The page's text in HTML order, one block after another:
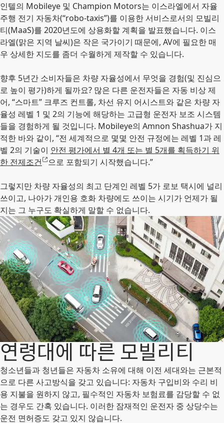
인텔의 Mobileye 및 Champion Motors는 이스라엘에서 자율
주행 전기 자동차(“robo-taxis”)를 이용한 서비스로서의 모빌리
티(MaaS)를 2020년도에 상용화할 계획을 발표했습니다. 이스
라엘(맑은 지역 날씨)은 작은 국가이기 때문에, AV에 필요한 매
우 상세한 지도를 좀더 수월하게 제작할 수 있습니다.
향후 5년간 소비자들은 차량 자율성에서 무엇을 경험(및 진심으
로 높이 평가)하게 될까요? 많은 다른 운전자들은 자동 비상 제
어, “스마트” 크루즈 컨트롤, 차선 유지 어시스트와 같은 차량 자
율성 레벨 1 및 2의 기능에 해당하는 고급형 운전자 보조 시스템
들을 경험하게 될 것입니다. Mobileye의 Amnon Shashua가 지
적한 바와 같이, “전 세계적으로 몇몇 안전 규정에는 레벨 1과 레
벨 2의 기술이 안전 평가에서 별 4개 또는 별 5개를 획득하기 위
한 전제조건
으로 포함되기 시작했습니다.”
그렇지만 차량 자율성의 최고 단계인 레벨 5가 로보 택시에 널리
쓰이고, 나아가 개인용 호화 차량에도 쓰이는 시기가 언제가 될
지는 그 누구도 확실하게 말할 수 없습니다.
연령대에 따른 모빌리티
청소년들과 청년들은 자동차 소유에 대해 이전 세대와는 근본적
으로 다른 사고방식을 갖고 있습니다: 자동차 구입비와 수리 비
용 지불을 원하지 않고, 필수적인 자동차 보험료를 감당할 수 없
는 경우도 간혹 있습니다. 이러한 잠재적인 운전자 중 상당수는
운전 면허증도 갖고 있지 않습니다.